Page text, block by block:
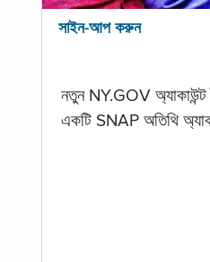
সাইন-আপ করুন
নতুন NY.GOV অ্যাকাউন্ট
একটি SNAP অতিথি